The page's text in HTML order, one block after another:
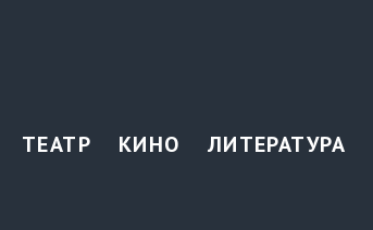
ТЕАТР КИНО ЛИТЕРАТУРА